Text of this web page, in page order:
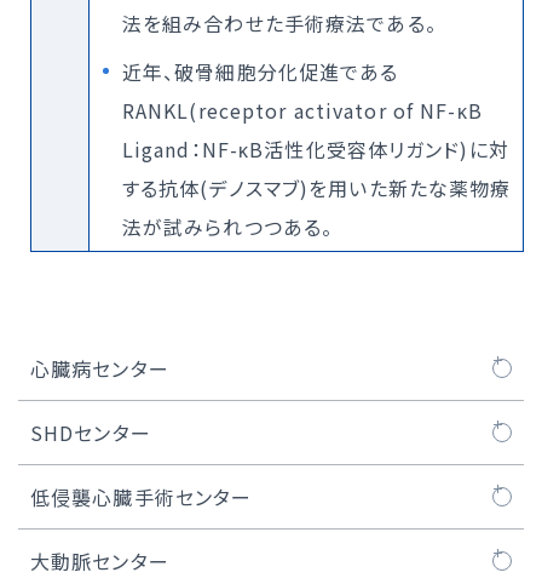
法を組み合わせた手術療法である。
近年、破骨細胞分化促進である
RANKL(receptor activator of NF-κB
Ligand：NF-κB活性化受容体リガンド)に対
する抗体(デノスマブ)を用いた新たな薬物療
法が試みられつつある。
心臓病センター
心臓病センターについて
医師紹介
大動脈弁治療TAVI
SHDセンター
SHDセンターについて
SHDセンタートピックス
低侵襲心臓手術センター
MICS（低侵襲心臓手術）とは
大動脈センター